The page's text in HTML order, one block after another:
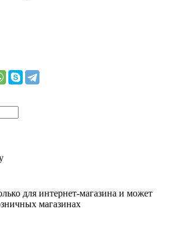
для интернет-магазина и может
магазинах